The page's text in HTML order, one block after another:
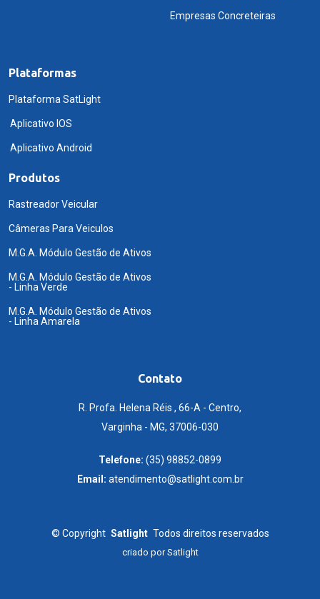
Empresas Concreteiras
Plataformas
Plataforma SatLight
Aplicativo IOS
Aplicativo Android
Produtos
Rastreador Veicular
Câmeras Para Veiculos
M.G.A. Módulo Gestão de Ativos
M.G.A. Módulo Gestão de Ativos
- Linha Verde
M.G.A. Módulo Gestão de Ativos
- Linha Amarela
Contato
R. Profa. Helena Réis , 66-A - Centro,
Varginha - MG, 37006-030
Telefone: (35) 98852-0899
Email: atendimento@satlight.com.br
© Copyright Satlight Todos direitos reservados
criado porSatlight